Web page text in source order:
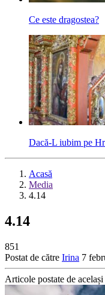
Ce este dragostea?
Dacă-L iubim pe
Acasă
Media
4.14
4.14
851
Postat de către Irina 7
Articole postate de